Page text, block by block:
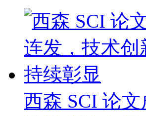
西森 SCI 论